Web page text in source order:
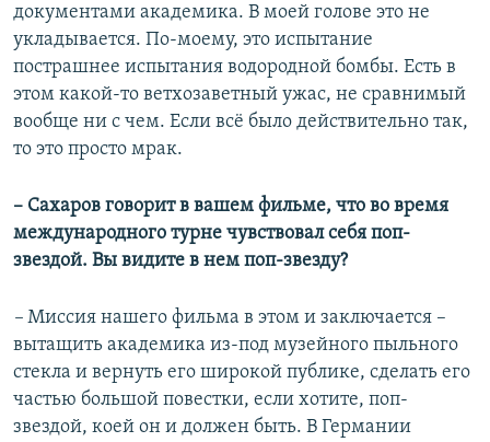
документами академика. В моей голове это не
укладывается. По-моему, это испытание
пострашнее испытания водородной бомбы. Есть в
этом какой-то ветхозаветный ужас, не сравнимый
вообще ни с чем. Если всё было действительно так,
то это просто мрак.
– Сахаров говорит в вашем фильме, что во время
международного турне чувствовал себя поп-
звездой. Вы видите в нем поп-звезду?
– Миссия нашего фильма в этом и заключается –
вытащить академика из-под музейного пыльного
стекла и вернуть его широкой публике, сделать его
частью большой повестки, если хотите, поп-
звездой, коей он и должен быть. В Германии